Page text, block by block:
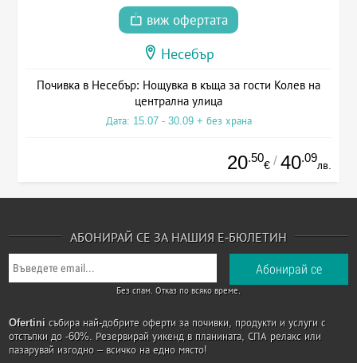
виж офертата
Несебър
Почивка в Несебър: Нощувка в къща за гости Колев на
централна улица
Дата: 15.07 - 30.09 + без храна
20.50
€ / 40.09
лв.
АБОНИРАЙ СЕ ЗА НАШИЯ Е-БЮЛЕТИН
Без спам. Отказ по всяко време.
Ofertini събира най-добрите оферти за почивки, продукти и услуги с
отстъпки до -60%. Резервирай уикенд в планината, СПА релакс или
пазарувай изгодно – всичко на едно място!